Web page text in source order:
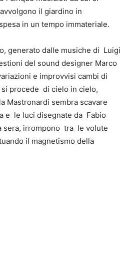
il giardino in
in un tempo immateriale.
generato dalle musiche di Luigi
del sound designer Marco
e improvvisi cambi di
procede di cielo in cielo,
Mastronardi sembra scavare
e le luci disegnate da Fabio
sera, irrompono tra le volute
il magnetismo della